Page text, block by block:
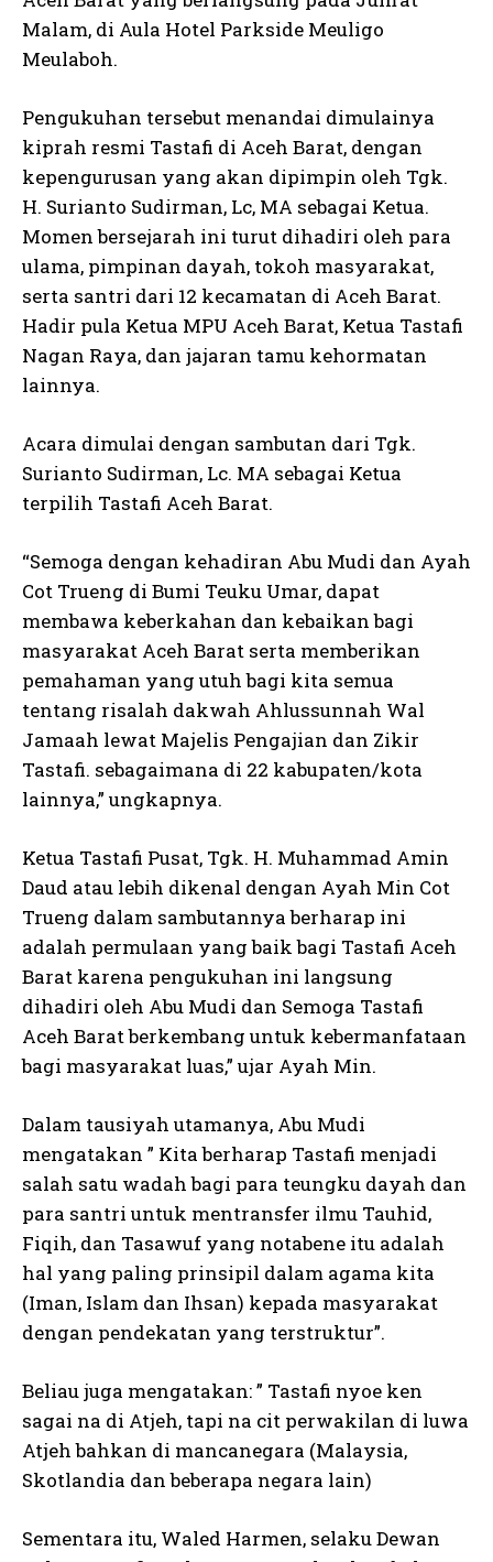
Malam, di Aula Hotel Parkside Meuligo
Meulaboh.
Pengukuhan tersebut menandai dimulainya
kiprah resmi Tastafi di Aceh Barat, dengan
kepengurusan yang akan dipimpin oleh Tgk.
H. Surianto Sudirman, Lc, MA sebagai Ketua.
Momen bersejarah ini turut dihadiri oleh para
ulama, pimpinan dayah, tokoh masyarakat,
serta santri dari 12 kecamatan di Aceh Barat.
Hadir pula Ketua MPU Aceh Barat, Ketua Tastafi
Nagan Raya, dan jajaran tamu kehormatan
lainnya.
Acara dimulai dengan sambutan dari Tgk.
Surianto Sudirman, Lc. MA sebagai Ketua
terpilih Tastafi Aceh Barat.
“Semoga dengan kehadiran Abu Mudi dan Ayah
Cot Trueng di Bumi Teuku Umar, dapat
membawa keberkahan dan kebaikan bagi
masyarakat Aceh Barat serta memberikan
pemahaman yang utuh bagi kita semua
tentang risalah dakwah Ahlussunnah Wal
Jamaah lewat Majelis Pengajian dan Zikir
Tastafi. sebagaimana di 22 kabupaten/kota
lainnya,” ungkapnya.
Ketua Tastafi Pusat, Tgk. H. Muhammad Amin
Daud atau lebih dikenal dengan Ayah Min Cot
Trueng dalam sambutannya berharap ini
adalah permulaan yang baik bagi Tastafi Aceh
Barat karena pengukuhan ini langsung
dihadiri oleh Abu Mudi dan Semoga Tastafi
Aceh Barat berkembang untuk kebermanfataan
bagi masyarakat luas,” ujar Ayah Min.
Dalam tausiyah utamanya, Abu Mudi
mengatakan ” Kita berharap Tastafi menjadi
salah satu wadah bagi para teungku dayah dan
para santri untuk mentransfer ilmu Tauhid,
Fiqih, dan Tasawuf yang notabene itu adalah
hal yang paling prinsipil dalam agama kita
(Iman, Islam dan Ihsan) kepada masyarakat
dengan pendekatan yang terstruktur”.
Beliau juga mengatakan: ” Tastafi nyoe ken
sagai na di Atjeh, tapi na cit perwakilan di luwa
Atjeh bahkan di mancanegara (Malaysia,
Skotlandia dan beberapa negara lain)
Sementara itu, Waled Harmen, selaku Dewan